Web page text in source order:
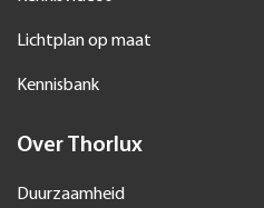
Lichtplan op maat
Kennisbank
Over Thorlux
Duurzaamheid